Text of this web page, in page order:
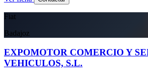
Fiat
Badajoz
EXPOMOTOR COMERCIO Y
VEHICULOS, S.L.